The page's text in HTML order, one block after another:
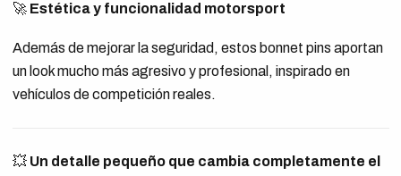
🚀 Estética y funcionalidad motorsport
Además de mejorar la seguridad, estos bonnet pins aportan
un look mucho más agresivo y profesional, inspirado en
vehículos de competición reales.
💥 Un detalle pequeño que cambia completamente el